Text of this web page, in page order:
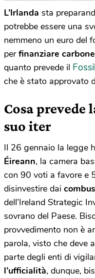
L’Irlanda sta
potrebbe essere una
nemmeno un euro del
perfinanziare
quanto prevede il
che è stato approvato
Cosa prevede
suo iter
Il 26 gennaio la legge
Éireann, la camera
con 90 voti a favore e
disinvestire dai
dell’Ireland Strategic
sovrano del Paese.
provvedimento non è
parola, visto che deve
parte degli enti di
l’ufficialità, dunque,